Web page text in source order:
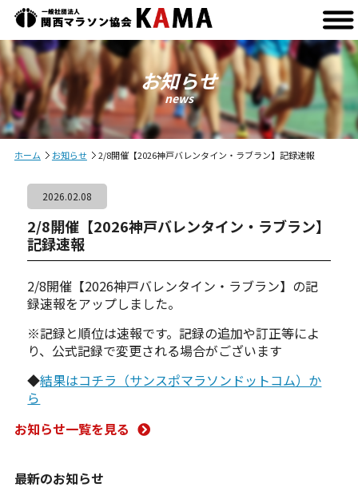
お知らせ
news
ホーム お知らせ 2/8開催【2026神戸バレンタイン・ラブラン】記録速報
2026.02.08
2/8開催【2026神戸バレンタイン・ラブラン】
記録速報
2/8開催【2026神戸バレンタイン・ラブラン】の記
録速報をアップしました。
※記録と順位は速報です。記録の追加や訂正等によ
り、公式記録で変更される場合がございます
◆結果はコチラ（サンスポマラソンドットコム）か
ら
お知らせ一覧を見る
最新のお知らせ